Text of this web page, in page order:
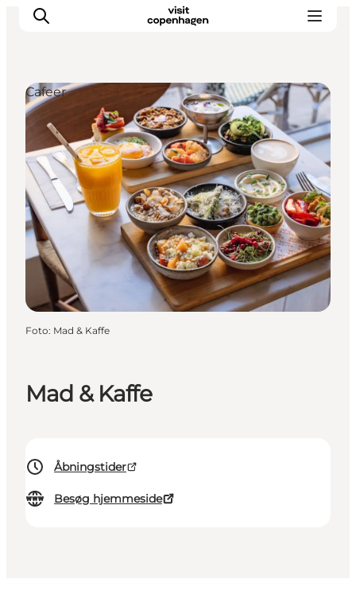
This is Copenhagen
Aktiviteter
Spis & drik
Områder
Planlæg din tur
CopenPay
Copenhagen Card
Mad & Kaffe
Åbningstider
Besøg hjemmeside
Cafeer
Foto: Mad & Kaffe